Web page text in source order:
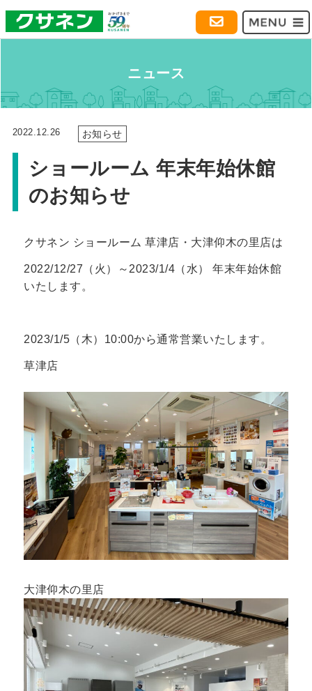
ニュース
2022.12.26 お知らせ
ショールーム 年末年始休館
のお知らせ
クサネン ショールーム 草津店・大津仰木の里店は
2022/12/27（火）～2023/1/4（水） 年末年始休館
いたします。
2023/1/5（木）10:00から通常営業いたします。
草津店
大津仰木の里店